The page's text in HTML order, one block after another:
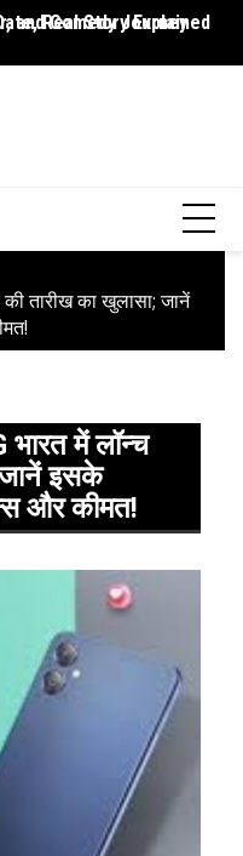
and Comedy Journey
Real Story Explained
तारीख का खुलासा; जानें
में लॉन्च
जानें इसके
और कीमत!